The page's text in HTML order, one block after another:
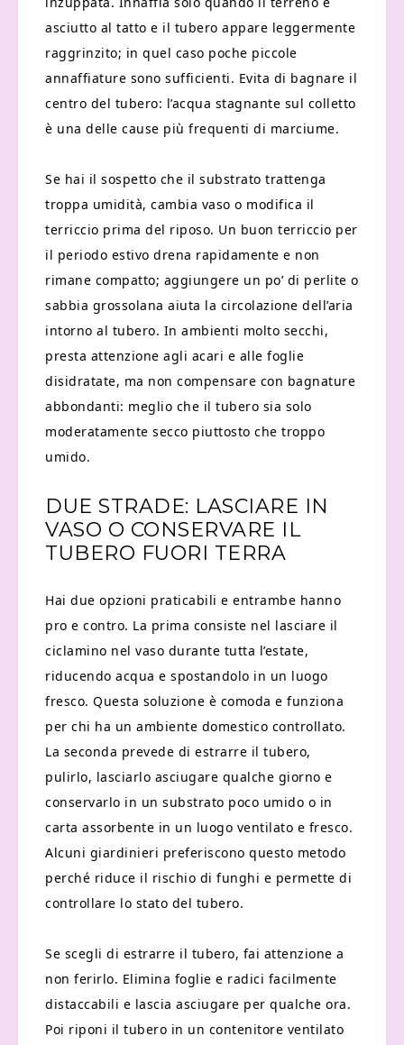
asciutto al tatto e il tubero appare leggermente
raggrinzito; in quel caso poche piccole
annaffiature sono sufficienti. Evita di bagnare il
centro del tubero: l’acqua stagnante sul colletto
è una delle cause più frequenti di marciume.
Se hai il sospetto che il substrato trattenga
troppa umidità, cambia vaso o modifica il
terriccio prima del riposo. Un buon terriccio per
il periodo estivo drena rapidamente e non
rimane compatto; aggiungere un po’ di perlite o
sabbia grossolana aiuta la circolazione dell’aria
intorno al tubero. In ambienti molto secchi,
presta attenzione agli acari e alle foglie
disidratate, ma non compensare con bagnature
abbondanti: meglio che il tubero sia solo
moderatamente secco piuttosto che troppo
umido.
DUE STRADE: LASCIARE IN
VASO O CONSERVARE IL
TUBERO FUORI TERRA
Hai due opzioni praticabili e entrambe hanno
pro e contro. La prima consiste nel lasciare il
ciclamino nel vaso durante tutta l’estate,
riducendo acqua e spostandolo in un luogo
fresco. Questa soluzione è comoda e funziona
per chi ha un ambiente domestico controllato.
La seconda prevede di estrarre il tubero,
pulirlo, lasciarlo asciugare qualche giorno e
conservarlo in un substrato poco umido o in
carta assorbente in un luogo ventilato e fresco.
Alcuni giardinieri preferiscono questo metodo
perché riduce il rischio di funghi e permette di
controllare lo stato del tubero.
Se scegli di estrarre il tubero, fai attenzione a
non ferirlo. Elimina foglie e radici facilmente
distaccabili e lascia asciugare per qualche ora.
Poi riponi il tubero in un contenitore ventilato